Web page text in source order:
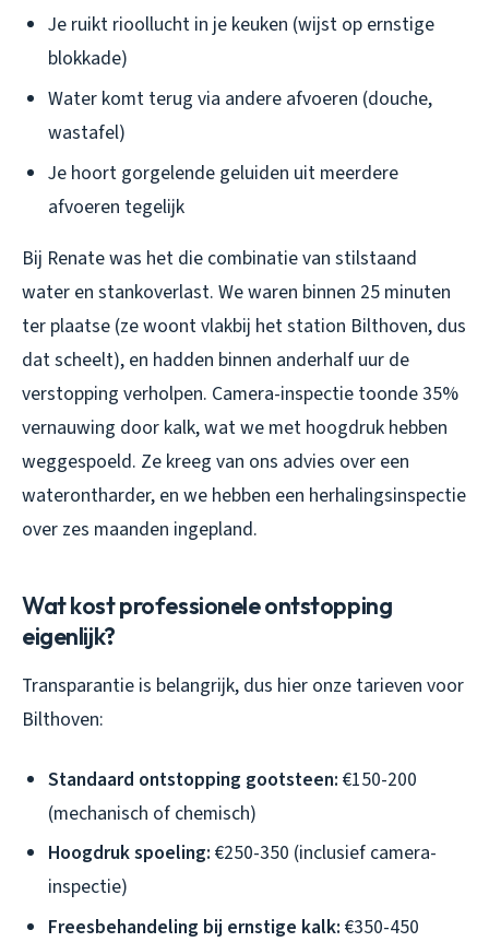
Je ruikt rioollucht in je keuken (wijst op ernstige
blokkade)
Water komt terug via andere afvoeren (douche,
wastafel)
Je hoort gorgelende geluiden uit meerdere
afvoeren tegelijk
Bij Renate was het die combinatie van stilstaand
water en stankoverlast. We waren binnen 25 minuten
ter plaatse (ze woont vlakbij het station Bilthoven, dus
dat scheelt), en hadden binnen anderhalf uur de
verstopping verholpen. Camera-inspectie toonde 35%
vernauwing door kalk, wat we met hoogdruk hebben
weggespoeld. Ze kreeg van ons advies over een
waterontharder, en we hebben een herhalingsinspectie
over zes maanden ingepland.
Wat kost professionele ontstopping
eigenlijk?
Transparantie is belangrijk, dus hier onze tarieven voor
Bilthoven:
Standaard ontstopping gootsteen: €150-200
(mechanisch of chemisch)
Hoogdruk spoeling: €250-350 (inclusief camera-
inspectie)
Freesbehandeling bij ernstige kalk: €350-450